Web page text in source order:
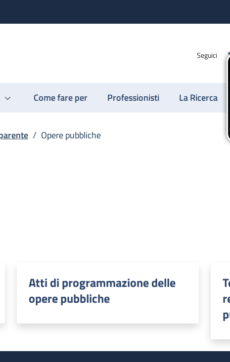
Seguici
Come fare per Professionisti La Ricerca
/ Opere pubbliche
Atti di programmazione delle
opere pubbliche